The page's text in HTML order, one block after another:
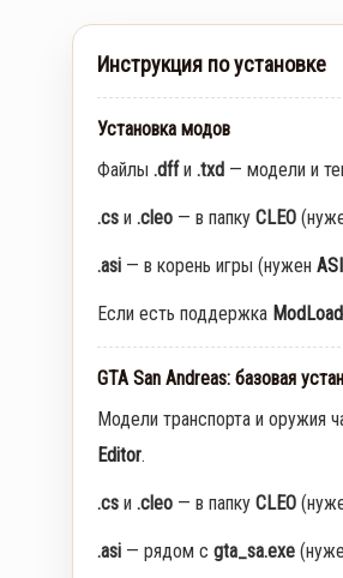
Инструкция по установке
Установка модов
Файлы .dffи .txd — модели и
.cs и .cleo — в папку CLEO
.asi — в корень игры (нужен
Если есть поддержка
GTA San Andreas: базовая
Модели транспорта и оружия
Editor.
.cs и .cleo — в папку CLEO
.asi — рядом с gta_sa.exe